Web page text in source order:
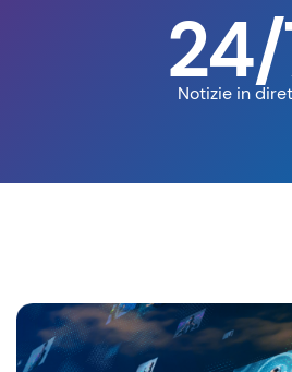
Notizie in